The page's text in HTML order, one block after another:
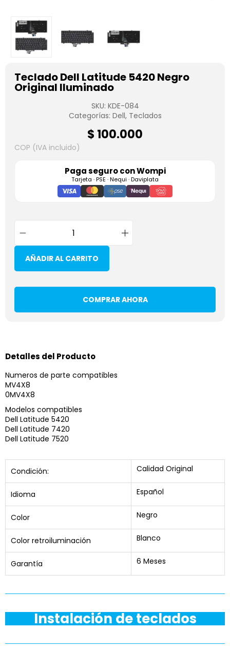
Teclado Dell Latitude 5420 Negro
Original Iluminado
SKU: KDE-084
Categorías: Dell, Teclados
$ 100.000
COP (IVA incluido)
Paga seguro conWompi
Tarjeta · PSE · Nequi · Daviplata
AÑADIR AL CARRITO
COMPRAR AHORA
Detalles del Producto
Numeros de parte compatibles
MV4X8
0MV4X8
Modelos compatibles
Dell Latitude 5420
Dell Latitude 7420
Dell Latitude 7520
Condición: Calidad Original
Idioma Español
Color Negro
Color retroiluminación Blanco
Garantía 6 Meses
Instalación de teclados